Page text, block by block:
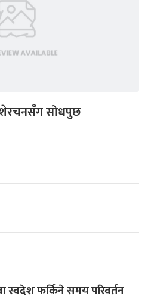
सोधपुछ
स्वदेश फर्किने समय परिवर्तन